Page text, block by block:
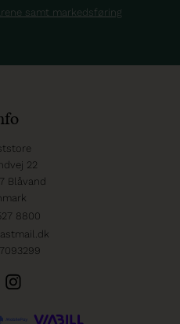
samt markedsføring
22
Blåvand
8800